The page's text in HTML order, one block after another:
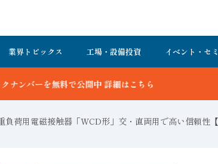
業界トピックス 工場・設備投資 イベント・セ
こちら
負荷用電磁接触器「WCD形」交・直両用で高い信頼性